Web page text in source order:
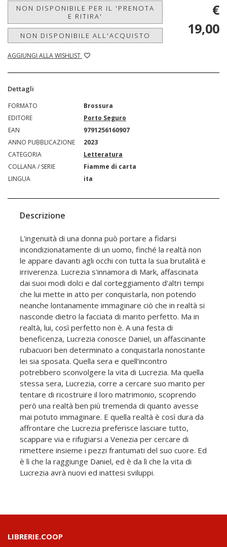
NON DISPONIBILE PER IL 'PRENOTA
E RITIRA'
NON DISPONIBILE ALL'ACQUISTO
AGGIUNGI ALLA WISHLIST
€
19,00
Dettagli
FORMATO
Brossura
EDITORE
Porto Seguro
EAN
9791256160907
ANNO PUBBLICAZIONE
2023
CATEGORIA
Letteratura
COLLANA / SERIE
Fiamme di carta
LINGUA
ita
Descrizione
L'ingenuità di una donna può portare a fidarsi
incondizionatamente di un uomo, finché la realtà non
le appare davanti agli occhi con tutta la sua brutalità e
irriverenza. Lucrezia s'innamora di Mark, affascinata
dai suoi modi dolci e dal corteggiamento d'altri tempi
che lui mette in atto per conquistarla, non potendo
neanche lontanamente immaginare ciò che in realtà si
nasconde dietro la facciata di marito perfetto. Ma in
realtà, lui, così perfetto non è. A una festa di
beneficenza, Lucrezia conosce Daniel, un affascinante
rubacuori ben determinato a conquistarla nonostante
lei sia sposata. Quella sera e quell'incontro
potrebbero sconvolgere la vita di Lucrezia. Ma quella
stessa sera, Lucrezia, corre a cercare suo marito per
tentare di ricostruire il loro matrimonio, scoprendo
però una realtà ben più tremenda di quanto avesse
mai potuto immaginare. E quella realtà è così dura da
affrontare che Lucrezia preferisce lasciare tutto,
scappare via e rifugiarsi a Venezia per cercare di
rimettere insieme i pezzi frantumati del suo cuore. Ed
è lì che la raggiunge Daniel, ed è da lì che la vita di
Lucrezia avrà nuovi ed inattesi sviluppi.
LIBRERIE.COOP